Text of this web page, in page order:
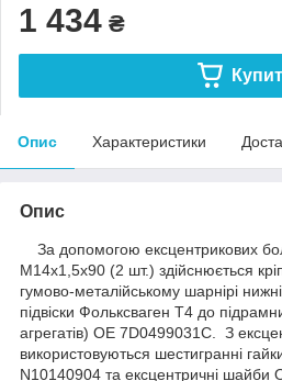
1 434 ₴
Опис Характеристики
Опис
За допомогою ексцентрикових
М14х1,5х90 (2 шт.) здійснюється
гумово-металійському шарнірі
підвіски Фольксваген Т4 до
агрегатів) OE 7D0499031C. З
використовуються шестигранні
N10140904 та ексцентричні шайби